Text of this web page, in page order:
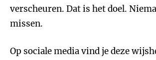
verscheuren. Dat is het doel.
missen.
Op sociale media vind je deze